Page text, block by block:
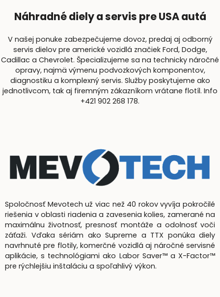
Náhradné diely a servis pre USA autá
V našej ponuke zabezpečujeme dovoz, predaj aj odborný
servis dielov pre americké vozidlá značiek Ford, Dodge,
Cadillac a Chevrolet. Špecializujeme sa na technicky náročné
opravy, najmä výmenu podvozkových komponentov,
diagnostiku a komplexný servis. Služby poskytujeme ako
jednotlivcom, tak aj firemným zákazníkom vrátane flotíl. Info
+421 902 268 178.
Spoločnosť Mevotech už viac než 40 rokov vyvíja pokročilé
riešenia v oblasti riadenia a zavesenia kolies, zamerané na
maximálnu životnosť, presnosť montáže a odolnosť voči
záťaži. Vďaka sériám ako Supreme a TTX ponúka diely
navrhnuté pre flotily, komerčné vozidlá aj náročné servisné
aplikácie, s technológiami ako Labor Saver™ a X-Factor™
pre rýchlejšiu inštaláciu a spoľahlivý výkon.